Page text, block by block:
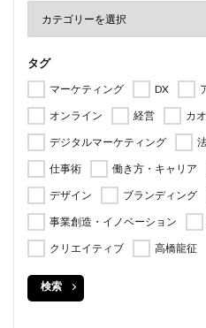
タグ
マーケティング DX
オンライン
経営 カ
デジタルマーケティング
仕事術
働き方・キャリア
デザイン
ブランディング
事業創造・イノベーション
クリエイティブ
高橋龍征
検索